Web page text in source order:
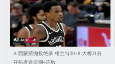
A-西蒙斯抛投绝杀 格兰特30+8 大桥21分
开拓者送篮网4连败